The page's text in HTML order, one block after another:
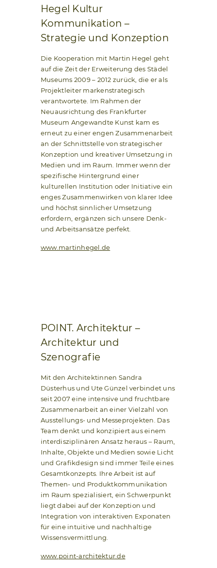
Hegel Kultur
Kommunikation –
Strategie und Konzeption
Die Kooperation mit Martin Hegel geht
auf die Zeit der Erweiterung des Städel
Museums 2009 – 2012 zurück, die er als
Projektleiter markenstrategisch
verantwortete. Im Rahmen der
Neuausrichtung des Frankfurter
Museum Angewandte Kunst kam es
erneut zu einer engen Zusammenarbeit
an der Schnittstelle von strategischer
Konzeption und kreativer Umsetzung in
Medien und im Raum. Immer wenn der
spezifische Hintergrund einer
kulturellen Institution oder Initiative ein
enges Zusammenwirken von klarer Idee
und höchst sinnlicher Umsetzung
erfordern, ergänzen sich unsere Denk-
und Arbeitsansätze perfekt.
www.martinhegel.de
POINT. Architektur –
Architektur und
Szenografie
Mit den Architektinnen Sandra
Düsterhus und Ute Günzel verbindet uns
seit 2007 eine intensive und fruchtbare
Zusammenarbeit an einer Vielzahl von
Ausstellungs- und Messeprojekten. Das
Team denkt und konzipiert aus einem
interdisziplinären Ansatz heraus – Raum,
Inhalte, Objekte und Medien sowie Licht
und Grafikdesign sind immer Teile eines
Gesamtkonzepts. Ihre Arbeit ist auf
Themen- und Produktkommunikation
im Raum spezialisiert, ein Schwerpunkt
liegt dabei auf der Konzeption und
Integration von interaktiven Exponaten
für eine intuitive und nachhaltige
Wissensvermittlung.
www.point-architektur.de